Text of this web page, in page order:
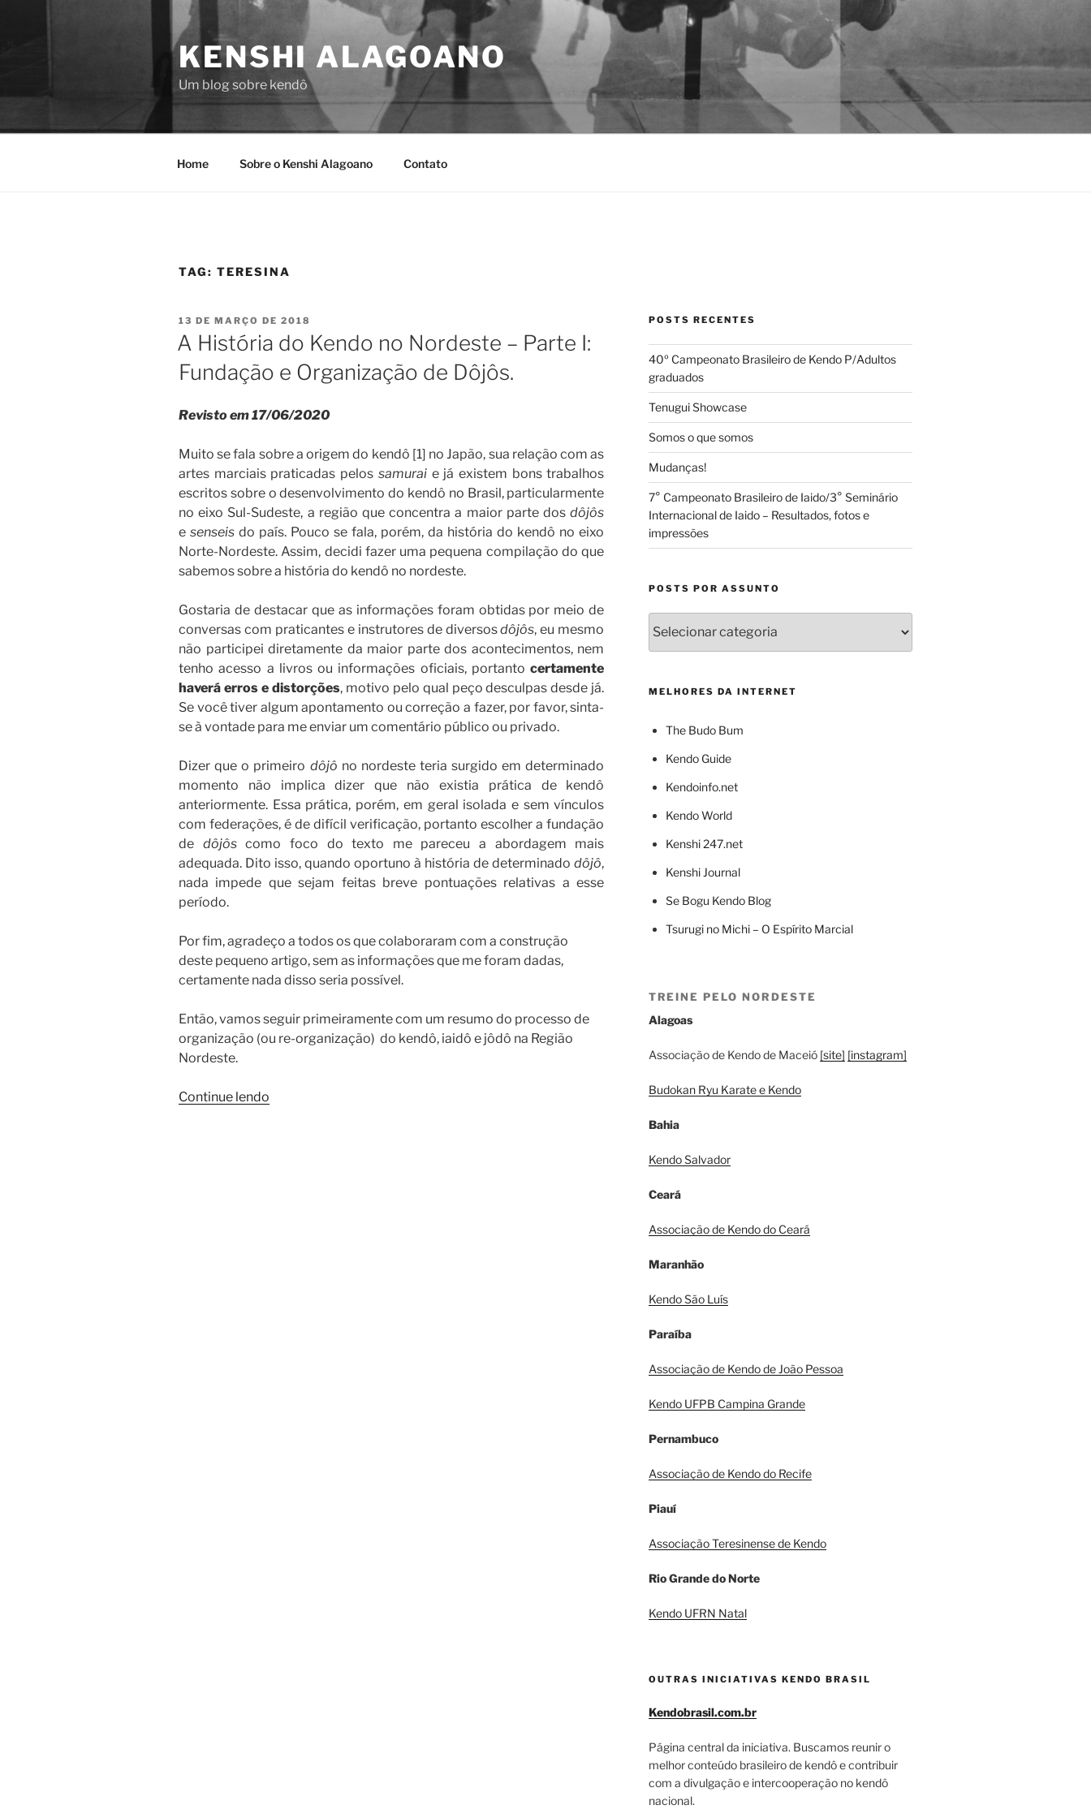
KENSHI ALAGOANO
Um blog sobre kendô
Home Sobre o Kenshi Alagoano Contato
TAG: TERESINA
PUBLICADO
EM
13 DE MARÇO DE 2018
A História do Kendo no Nordeste – Parte I:
Fundação e Organização de Dôjôs.
Revisto em 17/06/2020
Muito se fala sobre a origem do kendô [1] no Japão, sua relação com as
artes marciais praticadas pelos samuraie já existem bons trabalhos
escritos sobre o desenvolvimento do kendô no Brasil, particularmente
no eixo Sul-Sudeste, a região que concentra a maior parte dosdôjôs
esenseis do país. Pouco se fala, porém, da história do kendô no eixo
Norte-Nordeste. Assim, decidi fazer uma pequena compilação do que
sabemos sobre a história do kendô no nordeste.
Gostaria de destacar que as informações foram obtidas por meio de
conversas com praticantes e instrutores de diversosdôjôs, eu mesmo
não participei diretamente da maior parte dos acontecimentos, nem
tenho acesso a livros ou informações oficiais, portantocertamente
haverá erros e distorções, motivo pelo qual peço desculpas desde já.
Se você tiver algum apontamento ou correção a fazer, por favor, sinta-
se à vontade para me enviar um comentário público ou privado.
Dizer que o primeiro dôjô no nordeste teria surgido em determinado
momento não implica dizer que não existia prática de kendô
anteriormente. Essa prática, porém, em geral isolada e sem vínculos
com federações, é de difícil verificação, portanto escolher a fundação
de dôjôscomo foco do texto me pareceu a abordagem mais
adequada. Dito isso, quando oportuno à história de determinadodôjô,
nada impede que sejam feitas breve pontuações relativas a esse
período.
Por fim, agradeço a todos os que colaboraram com a construção
deste pequeno artigo, sem as informações que me foram dadas,
certamente nada disso seria possível.
Então, vamos seguir primeiramente com um resumo do processo de
organização (ou re-organização) do kendô, iaidô e jôdô na Região
Nordeste.
Continue lendo
POSTS RECENTES
40º Campeonato Brasileiro de Kendo P/Adultos
graduados
Tenugui Showcase
Somos o que somos
Mudanças!
7° Campeonato Brasileiro de Iaido/3° Seminário
Internacional de Iaido – Resultados, fotos e
impressões
POSTS POR ASSUNTO
por
Assunto
MELHORES DA INTERNET
The Budo Bum
Kendo Guide
Kendoinfo.net
Kendo World
Kenshi 247.net
Kenshi Journal
Se Bogu Kendo Blog
Tsurugi no Michi – O Espírito Marcial
TREINE PELO NORDESTE
Alagoas
Associação de Kendo de Maceió [site] [instagram]
Budokan Ryu Karate e Kendo
Bahia
Kendo Salvador
Ceará
Associação de Kendo do Ceará
Maranhão
Kendo São Luís
Paraíba
Associação de Kendo de João Pessoa
Kendo UFPB Campina Grande
Pernambuco
Associação de Kendo do Recife
Piauí
Associação Teresinense de Kendo
Rio Grande do Norte
Kendo UFRN Natal
OUTRAS INICIATIVAS KENDO BRASIL
Kendobrasil.com.br
Página central da iniciativa. Buscamos reunir o
melhor conteúdo brasileiro de kendô e contribuir
com a divulgação e intercooperação no kendô
nacional.